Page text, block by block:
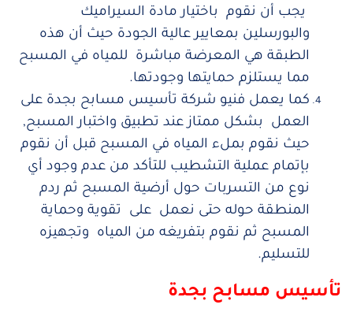
يجب أن نقوم باختيار مادة السيراميك
والبورسلين بمعايير عالية الجودة حيث أن هذه
الطبقة هي المعرضة مباشرة للمياه في المسبح
مما يستلزم حمايتها وجودتها.
كما يعمل فنيو شركة تأسيس مسابح بجدة على
العمل بشكل ممتاز عند تطبيق واختبار المسبح,
حيث نقوم بملء المياه في المسبح قبل أن نقوم
بإتمام عملية التشطيب للتأكد من عدم وجود أي
نوع من التسربات حول أرضية المسبح ثم ردم
المنطقة حوله حتى نعمل على تقوية وحماية
المسبح ثم نقوم بتفريغه من المياه وتجهيزه
للتسليم.
تأسيس مسابح بجدة